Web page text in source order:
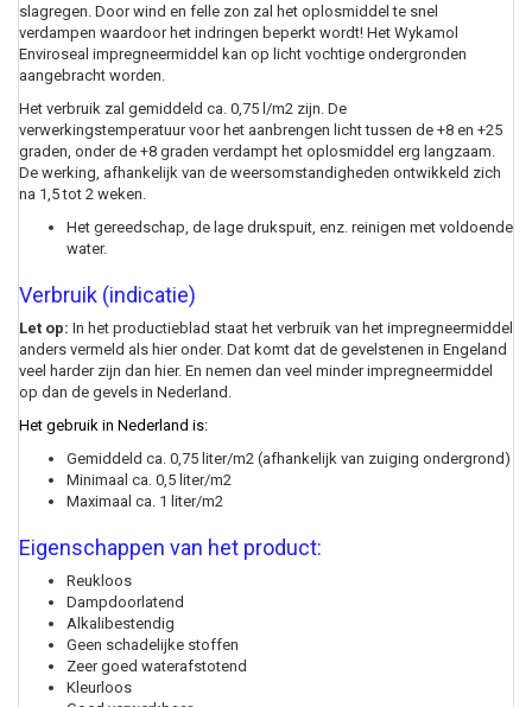
slagregen. Door wind en felle zon zal het oplosmiddel te snel
verdampen waardoor het indringen beperkt wordt! Het Wykamol
Enviroseal impregneermiddel kan op licht vochtige ondergronden
aangebracht worden.
Het verbruik zal gemiddeld ca. 0,75 l/m2 zijn. De
verwerkingstemperatuur voor het aanbrengen licht tussen de +8 en +25
graden, onder de +8 graden verdampt het oplosmiddel erg langzaam.
De werking, afhankelijk van de weersomstandigheden ontwikkeld zich
na 1,5 tot 2 weken.
Het gereedschap, de lage drukspuit, enz. reinigen met voldoende
water.
Verbruik (indicatie)
Let op: In het productieblad staat het verbruik van het impregneermiddel
anders vermeld als hier onder. Dat komt dat de gevelstenen in Engeland
veel harder zijn dan hier. En nemen dan veel minder impregneermiddel
op dan de gevels in Nederland.
Het gebruik in Nederland is:
Gemiddeld ca. 0,75 liter/m2 (afhankelijk van zuiging ondergrond)
Minimaal ca. 0,5 liter/m2
Maximaal ca. 1 liter/m2
Eigenschappen van het product:
Reukloos
Dampdoorlatend
Alkalibestendig
Geen schadelijke stoffen
Zeer goed waterafstotend
Kleurloos